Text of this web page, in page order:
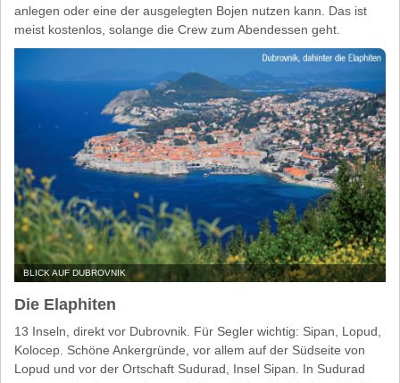
anlegen oder eine der ausgelegten Bojen nutzen kann. Das ist
meist kostenlos, solange die Crew zum Abendessen geht.
BLICK AUF DUBROVNIK
Die Elaphiten
13 Inseln, direkt vor Dubrovnik. Für Segler wichtig: Sipan, Lopud,
Kolocep. Schöne Ankergründe, vor allem auf der Südseite von
Lopud und vor der Ortschaft Sudurad, Insel Sipan. In Sudurad